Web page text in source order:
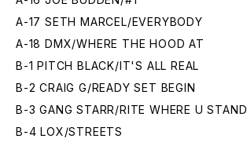
A-17 SETH MARCEL/EVERYBODY
A-18 DMX/WHERE THE HOOD AT
B-1 PITCH BLACK/IT'S ALL REAL
B-2 CRAIG G/READY SET BEGIN
B-3 GANG STARR/ RITE WHERE U STAND
B-4 LOX/ STREETS